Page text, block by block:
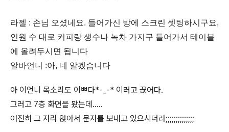
라젤 : 손님 오셨네요. 들어가신 방에 스크린 셋팅하시구요,
인원 수 대로 커피랑 생수나 녹차 가지구 들어가서 테이블
에 올려두시면 됩니다
알바언니 :아, 네 알겠습니다
아 이언니 목소리도 이쁘다*-_-* 이러고 끊어다.
그러고 7층 화면을 봤는데.....
여전히 그 자리 앉아서 문자를 보내고 있으시더라;;;;;;;;;;;;;;